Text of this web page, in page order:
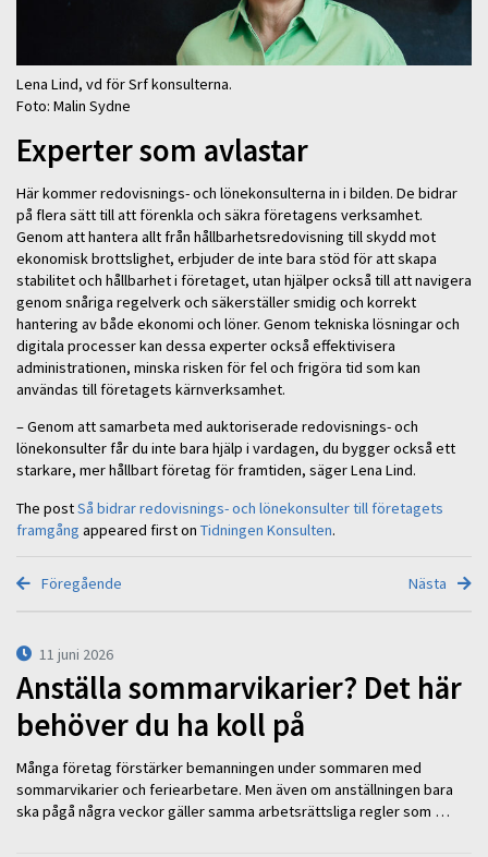
Lena Lind, vd för Srf konsulterna.
Foto: Malin Sydne
Experter som avlastar
Här kommer redovisnings- och lönekonsulterna in i bilden. De bidrar
på flera sätt till att förenkla och säkra företagens verksamhet.
Genom att hantera allt från hållbarhetsredovisning till skydd mot
ekonomisk brottslighet, erbjuder de inte bara stöd för att skapa
stabilitet och hållbarhet i företaget, utan hjälper också till att navigera
genom snåriga regelverk och säkerställer smidig och korrekt
hantering av både ekonomi och löner. Genom tekniska lösningar och
digitala processer kan dessa experter också effektivisera
administrationen, minska risken för fel och frigöra tid som kan
användas till företagets kärnverksamhet.
– Genom att samarbeta med auktoriserade redovisnings- och
lönekonsulter får du inte bara hjälp i vardagen, du bygger också ett
starkare, mer hållbart företag för framtiden, säger Lena Lind.
The postSå bidrar redovisnings- och lönekonsulter till företagets
framgång appeared first on Tidningen Konsulten.
Föregående Nästa
11 juni 2026
Anställa sommarvikarier? Det här
behöver du ha koll på
Många företag förstärker bemanningen under sommaren med
sommarvikarier och feriearbetare. Men även om anställningen bara
ska pågå några veckor gäller samma arbetsrättsliga regler som …